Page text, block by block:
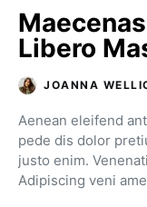
Libero
JOANNA
Aenean eleifend
pede dis dolor
justo enim.
Adipiscing veni